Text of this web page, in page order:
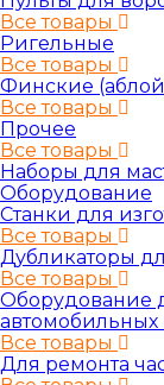
Все товары
Ригельные
Все товары
Финские
Все товары
Прочее
Все товары
Наборы для
Оборудование
Станки для
Все товары
Дубликаторы
Все товары
Оборудование
Все товары
Для ремонта